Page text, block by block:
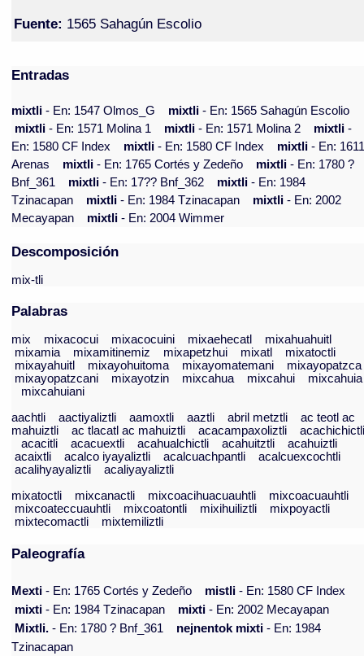
Fuente: 1565 Sahagún Escolio
Entradas
mixtli- En: 1547 Olmos_G mixtli- En: 1565 Sahagún Escolio
mixtli- En: 1571 Molina 1 mixtli- En: 1571 Molina 2 mixtli-
En: 1580 CF Index
mixtli- En: 1580 CF Index mixtli- En:
Arenas
mixtli- En: 1765 Cortés y Zedeño mixtli- En: 1780 ?
Bnf_361
mixtli- En: 17?? Bnf_362 mixtli- En: 1984
Tzinacapan
mixtli- En: 1984 Tzinacapan mixtli- En: 2002
Mecayapan
mixtli- En: 2004 Wimmer
Descomposición
mix-tli
Palabras
mix mixacocui mixacocuini mixaehecatl
mixahuahuitl
mixamia
mixamitinemiz mixapetzhui mixatl
mixatoctli
mixayahuitl
mixayohuitoma mixayomatemani
mixayopatzca
mixayopatzcani
mixayotzin mixcahua mixcahui
mixcahuia
mixcahuiani
aachtli
aactiyaliztli aamoxtli aaztli abril metztli
ac teotl ac
mahuiztli
ac tlacatl ac mahuiztli acacampaxoliztli
acacitli
acacuextli acahualchictli acahuitztli
acahuiztli
acaixtli
acalco iyayaliztli acalcuachpantli
acalcuexcochtli
acalihyayaliztli
acaliyayaliztli
mixatoctli
mixcanactli mixcoacihuacuauhtli
mixcoacuauhtli
mixcoateccuauhtli
mixcoatontli mixihuiliztli
mixpoyactli
mixtecomactli
mixtemiliztli
Paleografía
Mexti - En: 1765 Cortés y Zedeño mistli - En: 1580 CF Index
mixti - En: 1984 Tzinacapan mixti - En: 2002 Mecayapan
Mixtli. - En: 1780 ? Bnf_361 nejnentok mixti - En: 1984
Tzinacapan